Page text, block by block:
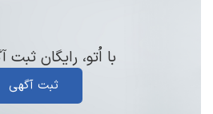
با اُتو، رایگان
ثبت آگهی